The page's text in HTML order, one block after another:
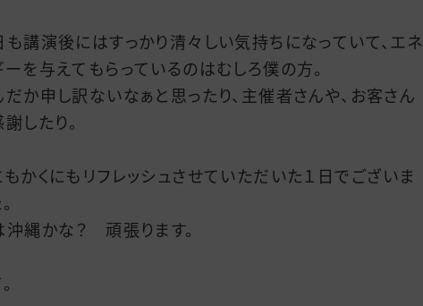
も講演後にはすっかり清々しい気持ちになっていて、エネ
ーを与えてもらっているのはむしろ僕の方。
だか申し訳ないなぁと思ったり、主催者さんや、お客さん
したり。
もかくにもリフレッシュさせていただいた１日でございま
沖縄かな？ 頑張ります。